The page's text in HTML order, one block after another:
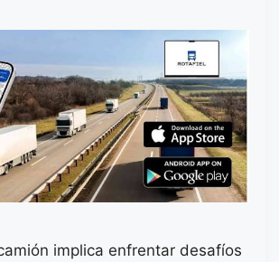
implica enfrentar desafíos